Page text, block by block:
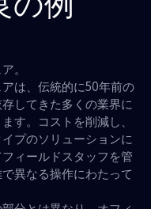
の例
。
は、伝統的に50年前の
してきた多くの業界に
す。コストを削減し、
プのソリューションに
ィールドスタッフを管
異なる操作にわたって